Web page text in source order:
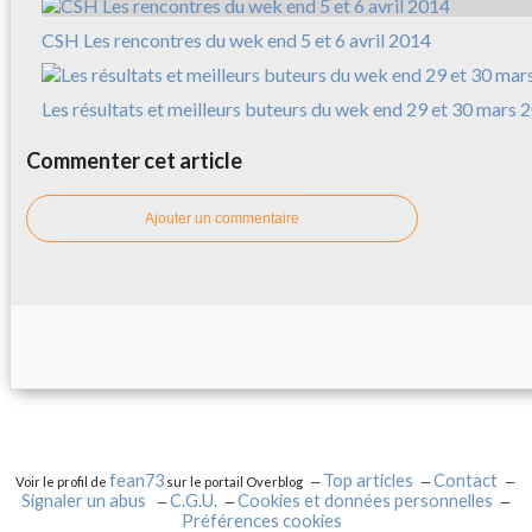
CSH Les rencontres du wek end 5 et 6 avril 2014
Les résultats et meilleurs buteurs du wek end 29 et 30 mars
Commenter cet article
Ajouter un commentaire
Voir le profil defean73 sur le portail Overblog Top articles
Contact
Signaler un abus
C.G.U.
Cookies et données personnelles
Préférences cookies